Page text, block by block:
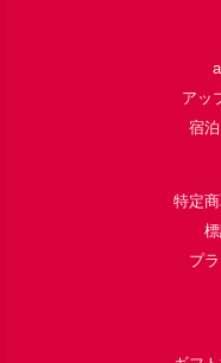
アッ
宿
特定
プ